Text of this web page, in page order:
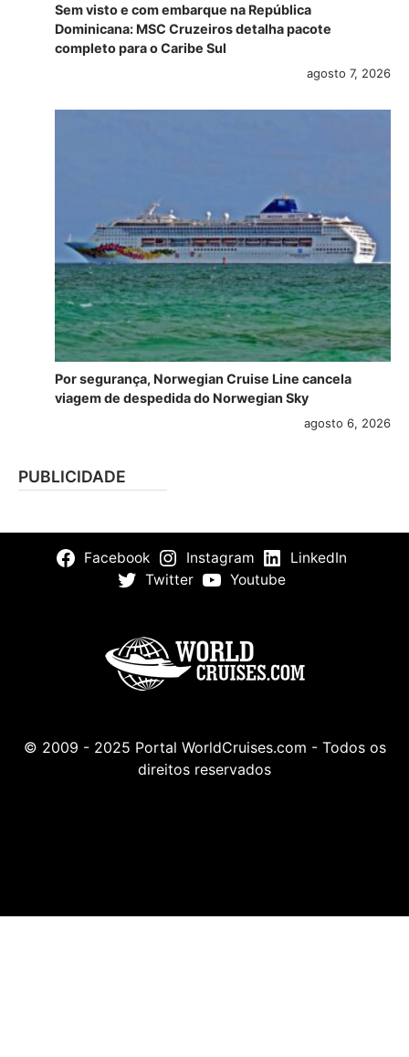
Sem visto e com embarque na República
Dominicana: MSC Cruzeiros detalha pacote
completo para o Caribe Sul
agosto 7, 2026
Por segurança, Norwegian Cruise Line cancela
viagem de despedida do Norwegian Sky
agosto 6, 2026
PUBLICIDADE
Facebook Instagram
LinkedIn
Twitter
Youtube
© 2009 - 2025 Portal WorldCruises.com - Todos os
direitos reservados